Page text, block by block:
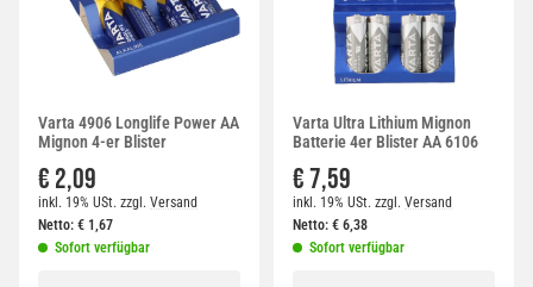
Varta 4906 Longlife Power AA
Mignon 4-er Blister
€ 2,09
inkl. 19% USt. zzgl. Versand
Netto: € 1,67
Sofort verfügbar
Varta Ultra Lithium Mignon
Batterie 4er Blister AA 6106
€ 7,59
inkl. 19% USt. zzgl. Versand
Netto: € 6,38
Sofort verfügbar